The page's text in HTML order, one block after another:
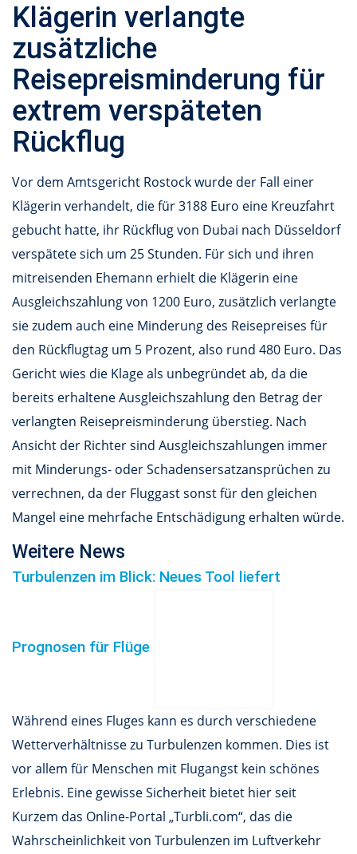
Klägerin verlangte
zusätzliche
Reisepreisminderung für
extrem verspäteten
Rückflug
Vor dem Amtsgericht Rostock wurde der Fall einer
Klägerin verhandelt, die für 3188 Euro eine Kreuzfahrt
gebucht hatte, ihr Rückflug von Dubai nach Düsseldorf
verspätete sich um 25 Stunden. Für sich und ihren
mitreisenden Ehemann erhielt die Klägerin eine
Ausgleichszahlung von 1200 Euro, zusätzlich verlangte
sie zudem auch eine Minderung des Reisepreises für
den Rückflugtag um 5 Prozent, also rund 480 Euro. Das
Gericht wies die Klage als unbegründet ab, da die
bereits erhaltene Ausgleichszahlung den Betrag der
verlangten Reisepreisminderung überstieg. Nach
Ansicht der Richter sind Ausgleichszahlungen immer
mit Minderungs- oder Schadensersatzansprüchen zu
verrechnen, da der Fluggast sonst für den gleichen
Mangel eine mehrfache Entschädigung erhalten würde.
Weitere News
Turbulenzen im Blick: Neues Tool liefert
Prognosen für Flüge
Während eines Fluges kann es durch verschiedene
Wetterverhältnisse zu Turbulenzen kommen. Dies ist
vor allem für Menschen mit Flugangst kein schönes
Erlebnis. Eine gewisse Sicherheit bietet hier seit
Kurzem das Online-Portal „Turbli.com“, das die
Wahrscheinlichkeit von Turbulenzen im Luftverkehr